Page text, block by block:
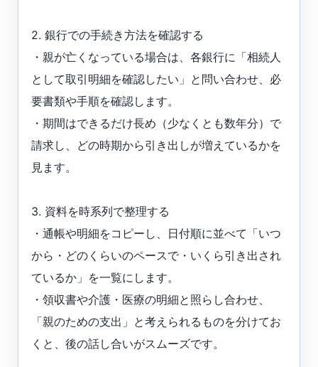
2. 銀行での手続き方法を確認する
・親が亡くなっている場合は、各銀行に「相続人
として取引明細を確認したい」と問い合わせ、必
要書類や手順を確認します。
・期間はできるだけ長め（少なくとも数年分）で
請求し、どの時期から引き出しが増えているかを
見ます。
3. 資料を時系列で整理する
・通帳や明細をコピーし、日付順に並べて「いつ
から・どのくらいのペースで・いくら引き出され
ているか」を一覧にします。
・領収書や介護・医療の明細と照らし合わせ、
「親のための支出」と考えられるものを分けてお
くと、後の話し合いがスムーズです。